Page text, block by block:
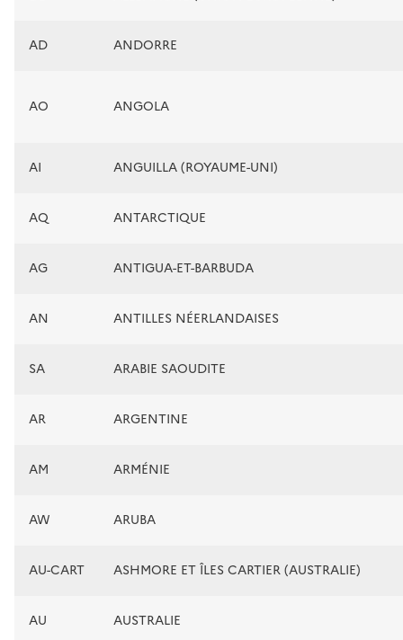
AD ANDORRE
AO ANGOLA
AI ANGUILLA (ROYAUME-UNI)
AQ ANTARCTIQUE
AG ANTIGUA-ET-BARBUDA
AN ANTILLES NÉERLANDAISES
SA ARABIE SAOUDITE
AR ARGENTINE
AM ARMÉNIE
AW ARUBA
AU-CART ASHMORE ET ÎLES CARTIER (AUSTRALIE)
AU AUSTRALIE